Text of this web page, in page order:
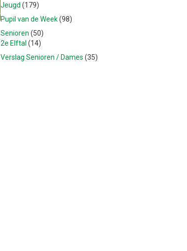
Jeugd (179)
Pupil van de Week(98)
Senioren (50)
2e Elftal (14)
Verslag Senioren / Dames (35)